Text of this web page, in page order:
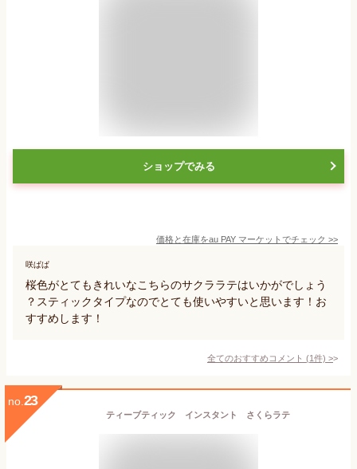
ショップでみる
価格と在庫をau PAY マーケット でチェック >>
咲ぱぱ
桜色がとてもきれいなこちらのサクララテはいかがでしょう
？スティックタイプなのでとても使いやすいと思います！お
すすめします！
全てのおすすめコメント (1件) >
no. 23
ティーブティック インスタント さくらラテ